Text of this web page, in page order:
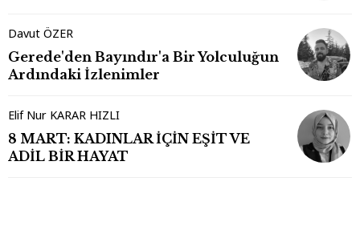
Davut ÖZER
Gerede'den Bayındır'a Bir Yolculuğun
Ardındaki İzlenimler
Elif Nur KARAR HIZLI
8 MART: KADINLAR İÇİN EŞİT VE
ADİL BİR HAYAT